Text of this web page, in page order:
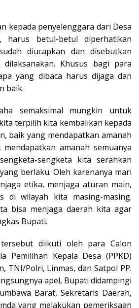
kepada penyelenggara dari Desa
harus betul-betul diperhatikan
diucapkan dan disebutkan
Khusus bagi para
yang dibaca harus dijaga dan
baik.
semaksimal mungkin untuk
terpilih kita kembalikan kepada
baik yang mendapatkan amanah
amanah semuanya
sengketa kita serahkan
berlaku. Oleh karenanya mari
etika, menjaga aturan main,
di wilayah kita masing-masing.
bisa menjaga daerah kita agar
Bupati.
diikuti oleh para Calon
Pemilihan Kepala Desa (PPKD)
TNI/Polri, Linmas, dan Satpol PP.
apel, Bupati didampingi
Barat, Sekretaris Daerah,
yang melakukan pemeriksaan